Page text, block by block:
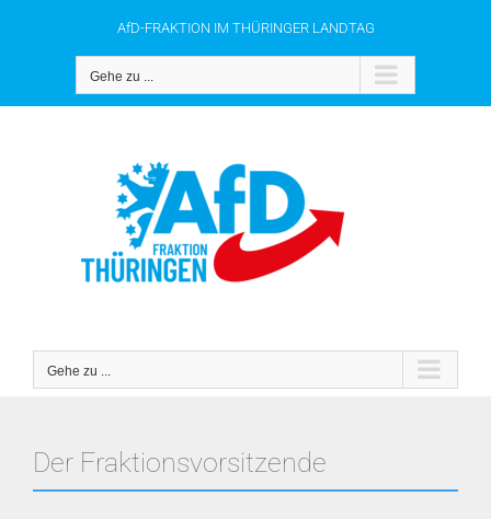
AfD-FRAKTION IM THÜRINGER LANDTAG
Gehe zu ...
Gehe zu ...
Der Fraktionsvorsitzende